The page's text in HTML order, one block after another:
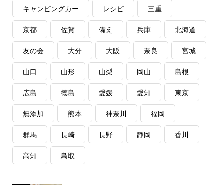
キャンピングカー レシピ 三重
京都 佐賀 備え 兵庫 北海道
友の会 大分 大阪 奈良 宮城
山口 山形 山梨 岡山 島根
広島 徳島 愛媛 愛知 東京
無添加 熊本 神奈川 福岡
群馬 長崎 長野 静岡 香川
高知 鳥取